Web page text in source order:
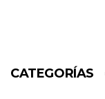
CATEGORÍAS